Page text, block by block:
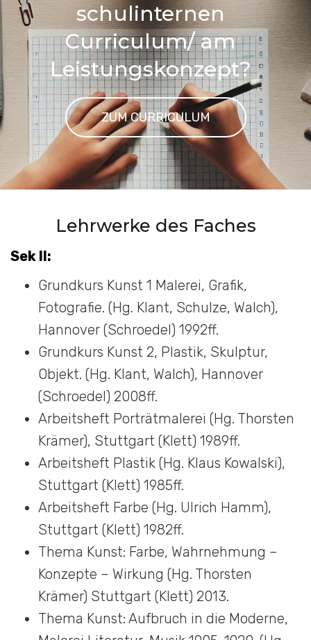
schulinternen
Curriculum/ am
Leistungskonzept?
ZUM CURRICULUM
Lehrwerke des Faches
Sek II:
Grundkurs Kunst 1 Malerei, Grafik,
Fotografie. (Hg. Klant, Schulze, Walch),
Hannover (Schroedel) 1992ff.
Grundkurs Kunst 2, Plastik, Skulptur,
Objekt. (Hg. Klant, Walch), Hannover
(Schroedel) 2008ff.
Arbeitsheft Porträtmalerei (Hg. Thorsten
Krämer), Stuttgart (Klett) 1989ff.
Arbeitsheft Plastik (Hg. Klaus Kowalski),
Stuttgart (Klett) 1985ff.
Arbeitsheft Farbe (Hg. Ulrich Hamm),
Stuttgart (Klett) 1982ff.
Thema Kunst: Farbe, Wahrnehmung –
Konzepte – Wirkung (Hg. Thorsten
Krämer) Stuttgart (Klett) 2013.
Thema Kunst: Aufbruch in die Moderne,